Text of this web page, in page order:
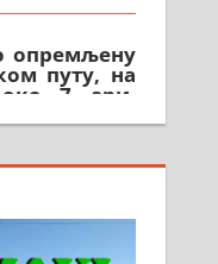
путу, на
7 ари.
35-25
нова,
63-584